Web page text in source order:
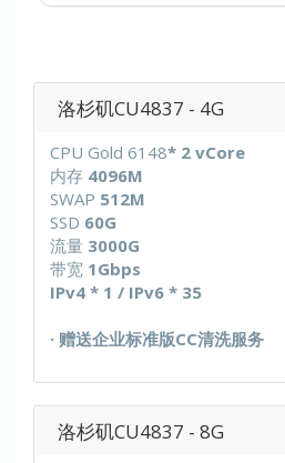
洛杉矶CU4837 - 4G
CPU Gold 6148* 2 vCore
内存 4096M
SWAP 512M
SSD 60G
流量 3000G
带宽 1Gbps
IPv4 * 1 / IPv6 * 35
· 赠送企业标准版CC清洗服务
洛杉矶CU4837 - 8G